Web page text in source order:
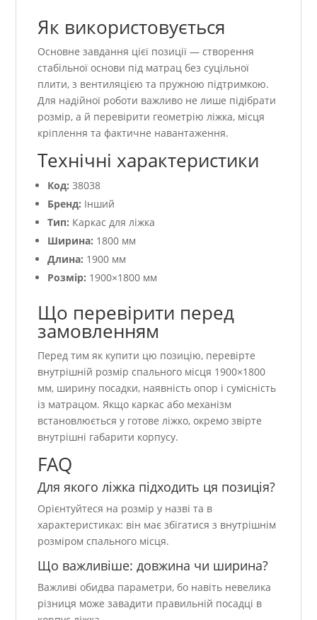
Як використовується
Основне завдання цієї позиції — створення
стабільної основи під матрац без суцільної
плити, з вентиляцією та пружною підтримкою.
Для надійної роботи важливо не лише підібрати
розмір, а й перевірити геометрію ліжка, місця
кріплення та фактичне навантаження.
Технічні характеристики
Код: 38038
Бренд: Інший
Тип: Каркас для ліжка
Ширина: 1800 мм
Длина: 1900 мм
Розмір: 1900×1800 мм
Що перевірити перед
замовленням
Перед тим як купити цю позицію, перевірте
внутрішній розмір спального місця 1900×1800
мм, ширину посадки, наявність опор і сумісність
із матрацом. Якщо каркас або механізм
встановлюється у готове ліжко, окремо звірте
внутрішні габарити корпусу.
FAQ
Для якого ліжка підходить ця позиція?
Орієнтуйтеся на розмір у назві та в
характеристиках: він має збігатися з внутрішнім
розміром спального місця.
Що важливіше: довжина чи ширина?
Важливі обидва параметри, бо навіть невелика
різниця може завадити правильній посадці в